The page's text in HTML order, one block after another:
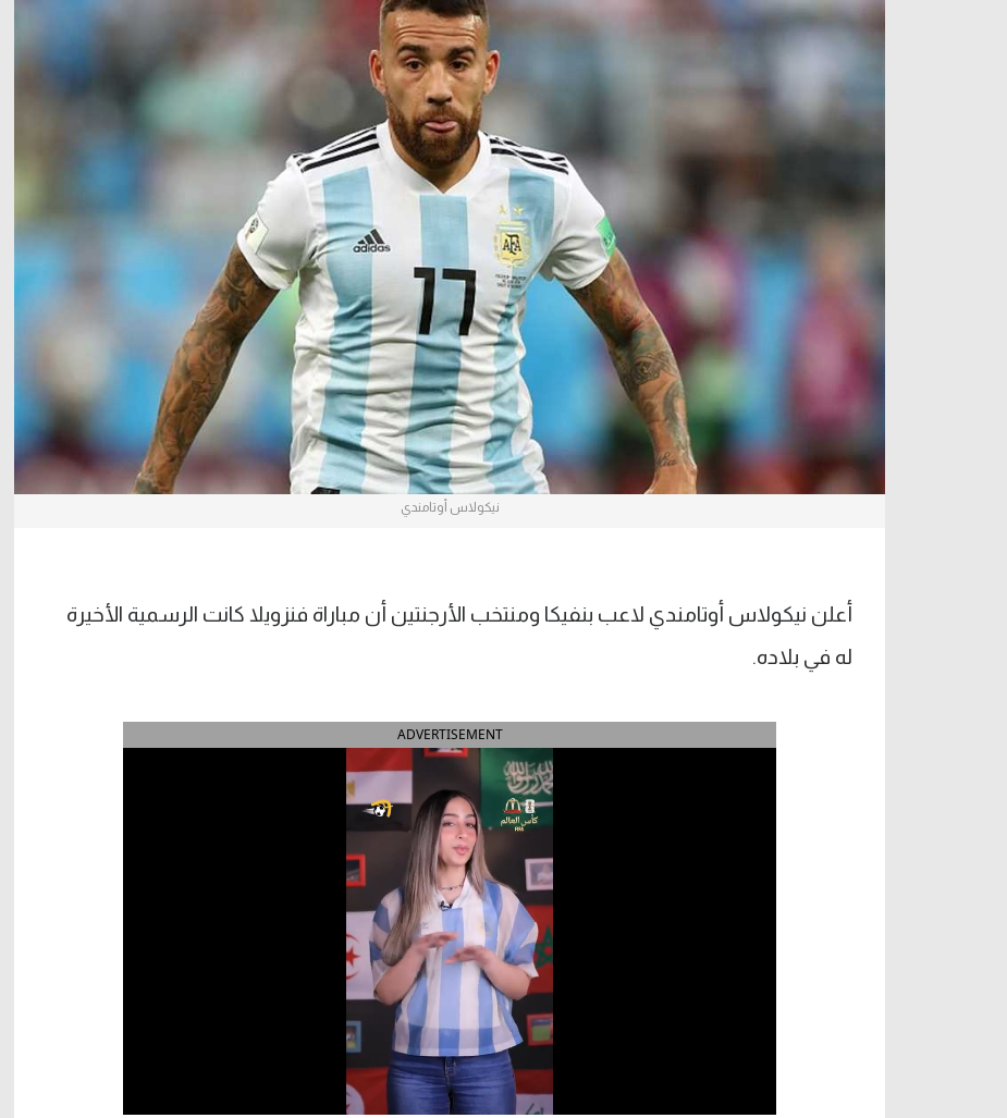
آراء حرة الدوري السعودي للمحترفين
دوري أبطال أوروبا
دوري أبطال إفريقيا
كل البطولات
دوري أبطال أوروبا
القسم الثاني
رياضات أخرى
آسيا
نيكولاس أوتامندي
أعلن نيكولاس أوتامندي لاعب بنفيكا ومنتخب الأرجنتين أن مباراة فنزويلا كانت الرسمية الأخيرة
له في بلاده.
ADVERTISEMENT